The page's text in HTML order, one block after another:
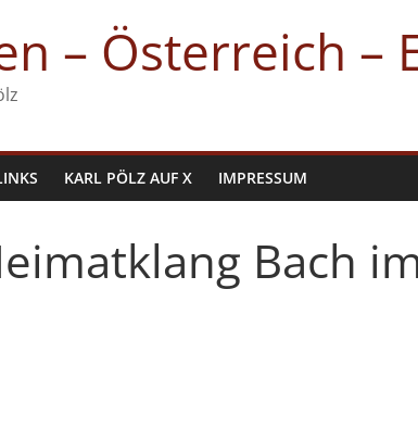
– Österreich –
KARL PÖLZ AUF X IMPRESSUM
Bach